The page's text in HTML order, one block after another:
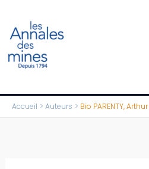
contenu
Accueil Auteurs Bio PARENTY, Arthur